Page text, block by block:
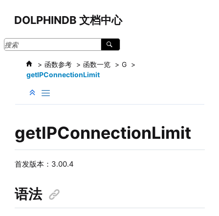
DOLPHINDB 文档中心
函数参考 函数一览
G
getIPConnectionLimit
getIPConnectionLimit
首发版本： 3.00.4
语法